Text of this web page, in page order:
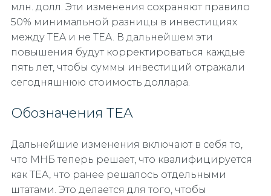
млн. долл. Эти изменения сохраняют правило
50% минимальной разницы в инвестициях
между TEA и не TEA. В дальнейшем эти
повышения будут корректироваться каждые
пять лет, чтобы суммы инвестиций отражали
сегодняшнюю стоимость доллара.
Обозначения TEA
Дальнейшие изменения включают в себя то,
что МНБ теперь решает, что квалифицируется
как TEA, что ранее решалось отдельными
штатами. Это делается для того, чтобы